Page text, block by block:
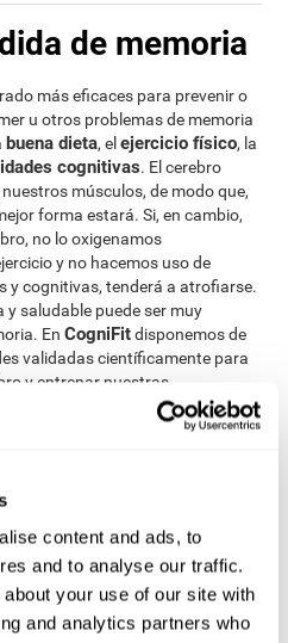
content and ads, to
and to analyse our traffic.
your use of our site with
and analytics partners who
de memoria
más eficaces para prevenir o
u otros problemas de memoria
buena dieta, elejercicio físico, la
cognitivas. El cerebro
músculos, de modo que,
forma estará. Si, en cambio,
no lo oxigenamos
y no hacemos uso de
y cognitivas, tenderá a atrofiarse.
y saludable puede ser muy
EnCogniFitdisponemos de
validadas científicamente para
y entrenar nuestras
la actividad cognitiva no sólo
adultas y mayores, sino que
capacidades cognitivas de las
memoria, lenguaje y
estas capacidades las
la demencia y otros trastornos
Al realizar actividades que